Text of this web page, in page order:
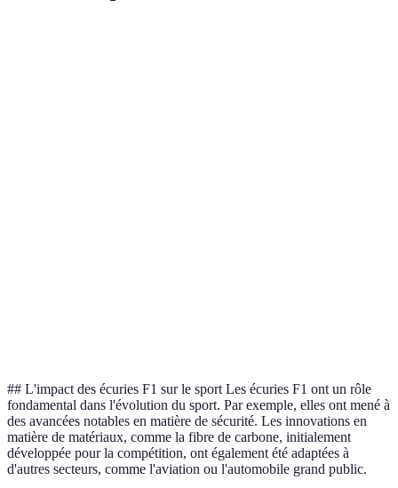
## L'impact des écuries F1 sur le sport Les écuries F1 ont un rôle
fondamental dans l'évolution du sport. Par exemple, elles ont mené à
des avancées notables en matière de sécurité. Les innovations en
matière de matériaux, comme la fibre de carbone, initialement
développée pour la compétition, ont également été adaptées à
d'autres secteurs, comme l'aviation ou l'automobile grand public.